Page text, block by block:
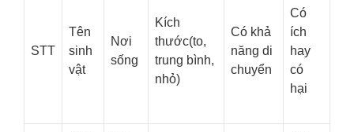
STT
Tên
sinh
vật
Nơi
sống
Kích
thước(to,
trung bình,
nhỏ)
Có khả
năng di
chuyển
Có
ích
hay
có
hại